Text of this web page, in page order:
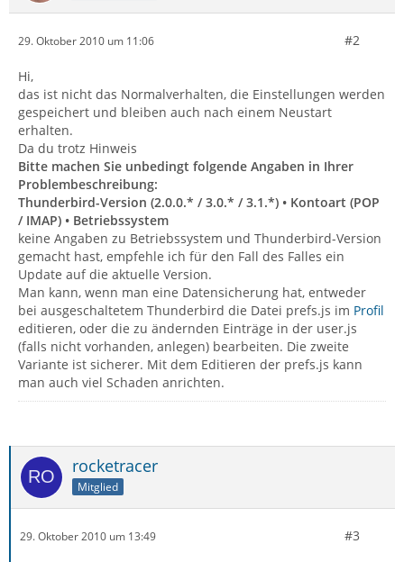
29. Oktober 2010 um 11:06 #2
Hi,
das ist nicht das Normalverhalten, die Einstellungen werden
gespeichert und bleiben auch nach einem Neustart
erhalten.
Da du trotz Hinweis
Bitte machen Sie unbedingt folgende Angaben in Ihrer
Problembeschreibung:
Thunderbird-Version (2.0.0.* / 3.0.* / 3.1.*) • Kontoart (POP
/ IMAP) • Betriebssystem
keine Angaben zu Betriebssystem und Thunderbird-Version
gemacht hast, empfehle ich für den Fall des Falles ein
Update auf die aktuelle Version.
Man kann, wenn man eine Datensicherung hat, entweder
bei ausgeschaltetem Thunderbird die Datei prefs.js im Profil
editieren, oder die zu ändernden Einträge in der user.js
(falls nicht vorhanden, anlegen) bearbeiten. Die zweite
Variante ist sicherer. Mit dem Editieren der prefs.js kann
man auch viel Schaden anrichten.
rocketracer
Mitglied
29. Oktober 2010 um 13:49 #3